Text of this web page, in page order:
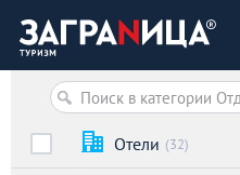
Отели (32)